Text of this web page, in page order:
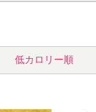
低カロリー順